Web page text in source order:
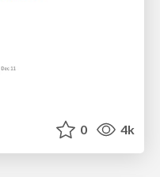
0 4k